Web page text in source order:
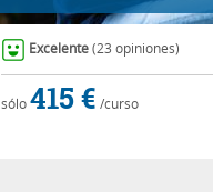
Excelente (23 opiniones)
sólo415 € /curso